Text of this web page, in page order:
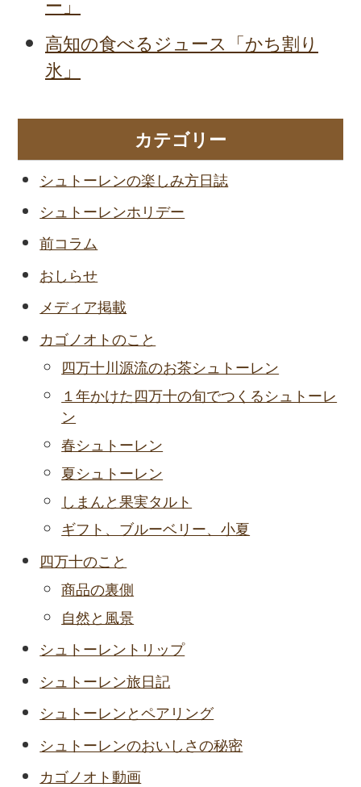
高知の食べるジュース「かち割り
氷」
カテゴリー
シュトーレンの楽しみ方日誌
シュトーレンホリデー
前コラム
おしらせ
メディア掲載
カゴノオトのこと
四万十川源流のお茶シュトーレン
１年かけた四万十の旬でつくるシュトーレ
ン
春シュトーレン
夏シュトーレン
しまんと果実タルト
ギフト、ブルーベリー、小夏
四万十のこと
商品の裏側
自然と風景
シュトーレントリップ
シュトーレン旅日記
シュトーレンとペアリング
シュトーレンのおいしさの秘密
カゴノオト動画